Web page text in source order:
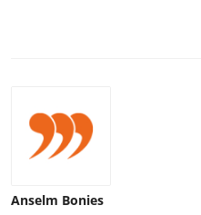
Anselm Bonies